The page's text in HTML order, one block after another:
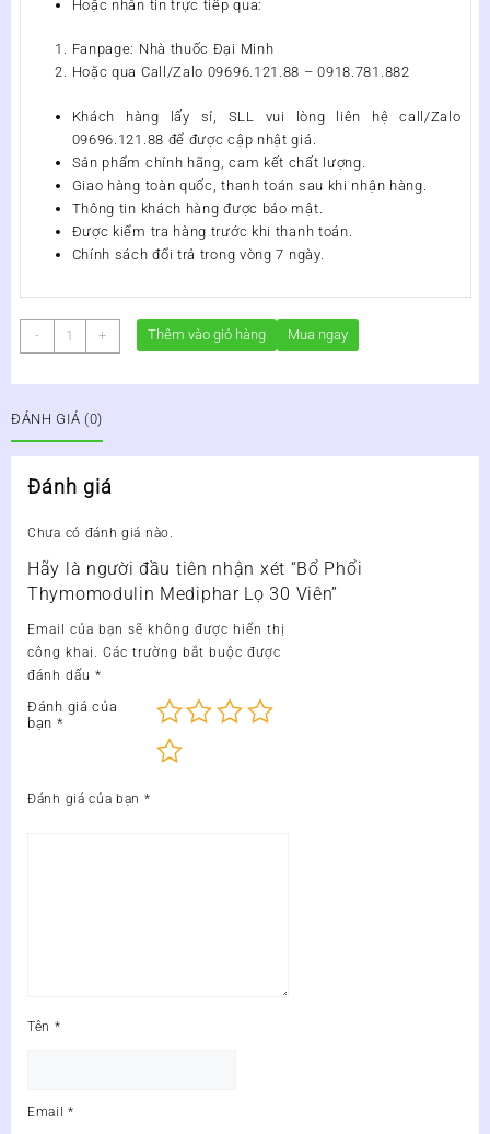
Hoặc nhắn tin trực tiếp qua:
Fanpage: Nhà thuốc Đại Minh
Hoặc qua Call/Zalo 09696.121.88 – 0918.781.882
Khách hàng lấy sỉ, SLL vui lòng liên hệ call/Zalo
09696.121.88 để được cập nhật giá.
Sản phẩm chính hãng, cam kết chất lượng.
Giao hàng toàn quốc, thanh toán sau khi nhận hàng.
Thông tin khách hàng được bảo mật.
Được kiểm tra hàng trước khi thanh toán.
Chính sách đổi trả trong vòng 7 ngày.
-
Bổ
Phổi
Lọ
30
số
+ Thêm vào giỏ hàng Mua ngay
ĐÁNH GIÁ (0)
Đánh giá
Chưa có đánh giá nào.
Hãy là người đầu tiên nhận xét “Bổ Phổi
Thymomodulin Mediphar Lọ 30 Viên”
Email của bạn sẽ không được hiển thị
công khai.
Các trường bắt buộc được
đánh dấu *
Đánh giá của
bạn *
Đánh giá của bạn *
Tên *
Email*